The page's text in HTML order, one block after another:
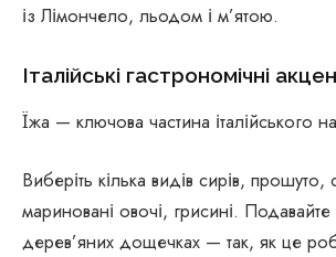
із Лімончело, льодом і м’ятою.
Італійські гастрономічні
Їжа — ключова частина італійського
Виберіть кілька видів сирів, прошуто,
мариновані овочі, грисині.
дерев’яних дощечках — так, як це